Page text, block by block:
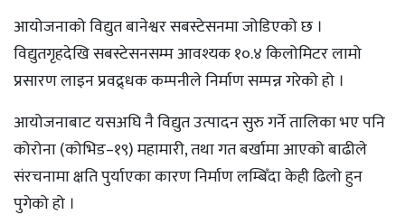
आयोजनाको विद्युत बानेश्वर सबस्टेसनमा जोडिएको छ ।
विद्युतगृहदेखि सबस्टेसनसम्म आवश्यक १०.४ किलोमिटर लामो
प्रसारण लाइन प्रवद्र्धक कम्पनीले निर्माण सम्पन्न गरेको हो ।
आयोजनाबाट यसअघि नै विद्युत उत्पादन सुरु गर्ने तालिका भए पनि
कोरोना (कोभिड–१९) महामारी, तथा गत बर्खामा आएको बाढीले
संरचनामा क्षति पुर्याएका कारण निर्माण लम्बिँदा केही ढिलो हुन
पुगेको हो ।